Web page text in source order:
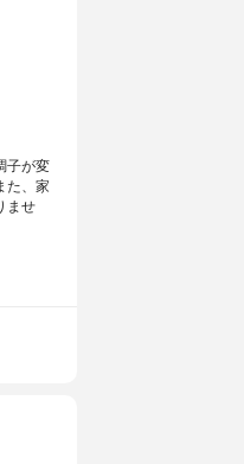
子が変
た、家
ませ